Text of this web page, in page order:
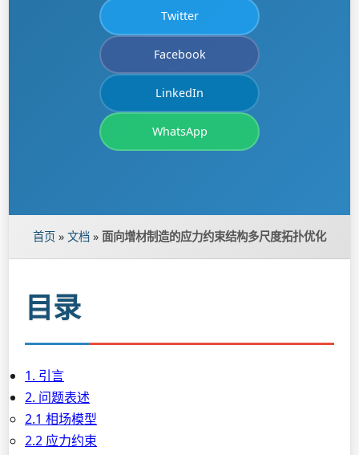
Twitter
Facebook
LinkedIn
WhatsApp
首页 » 文档 » 面向增材制造的应力约束结构多尺度拓扑优化
目录
1. 引言
2. 问题表述
2.1 相场模型
2.2 应力约束